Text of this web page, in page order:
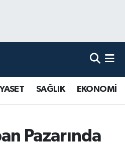
SAĞLIK EKONOMİ
Pazarında
Haritası
ve Fikstür